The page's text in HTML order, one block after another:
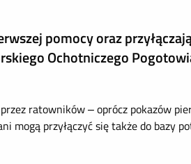
pomocy oraz
Ochotniczego
ratowników – oprócz pokazów
mogą przyłączyć się także do bazy